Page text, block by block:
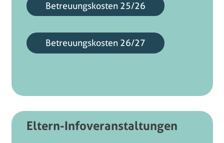
Betreuungskosten 25/26
Betreuungskosten 26/27
Eltern-Infoveranstaltungen